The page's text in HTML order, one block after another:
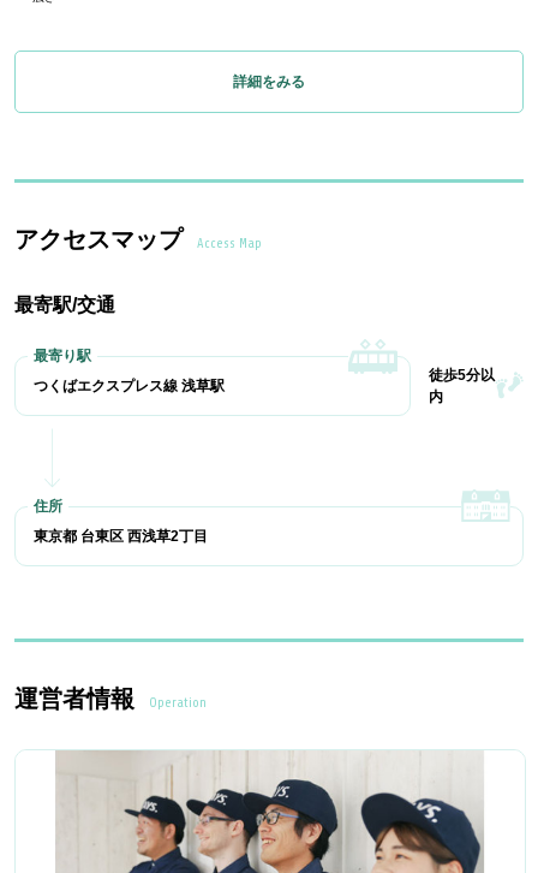
詳細をみる
アクセスマップ Access Map
最寄駅/交通
つくばエクスプレス線 浅草駅
徒歩5分以
内
東京都 台東区 西浅草2丁目
運営者情報 Operation